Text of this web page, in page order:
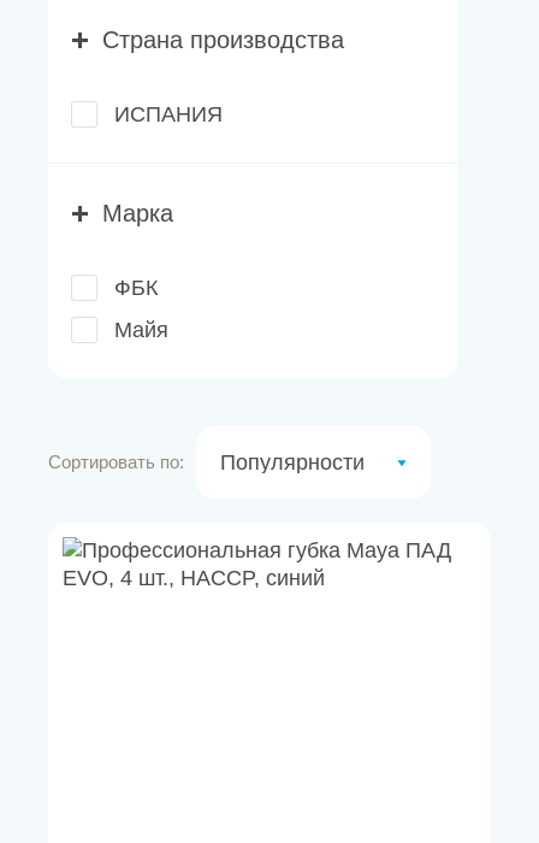
Новости
Каталог материалов
О компании
Страна производства
ИСПАНИЯ
Марка
ФБК
Майя
Сортировать по: Популярности